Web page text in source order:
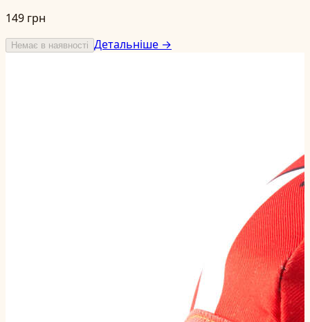
149 грн
Немає в наявності Детальніше →